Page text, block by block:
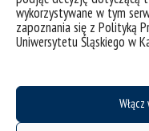
wykorzystywane w tym
zapoznania się z Polityką
Uniwersytetu Śląskiego w